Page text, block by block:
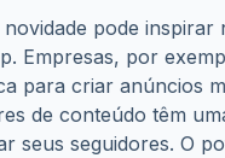
novidade pode inspirar
Empresas, por
para criar anúncios
de conteúdo têm
seus seguidores. O